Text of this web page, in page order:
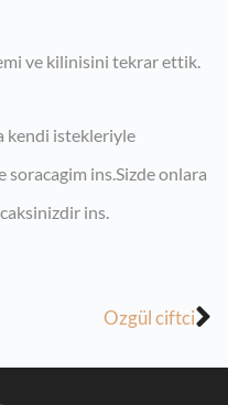
ve kilinisini tekrar ettik.
kendi istekleriyle
ins.Sizde onlara
ins.
Ozgül ciftci